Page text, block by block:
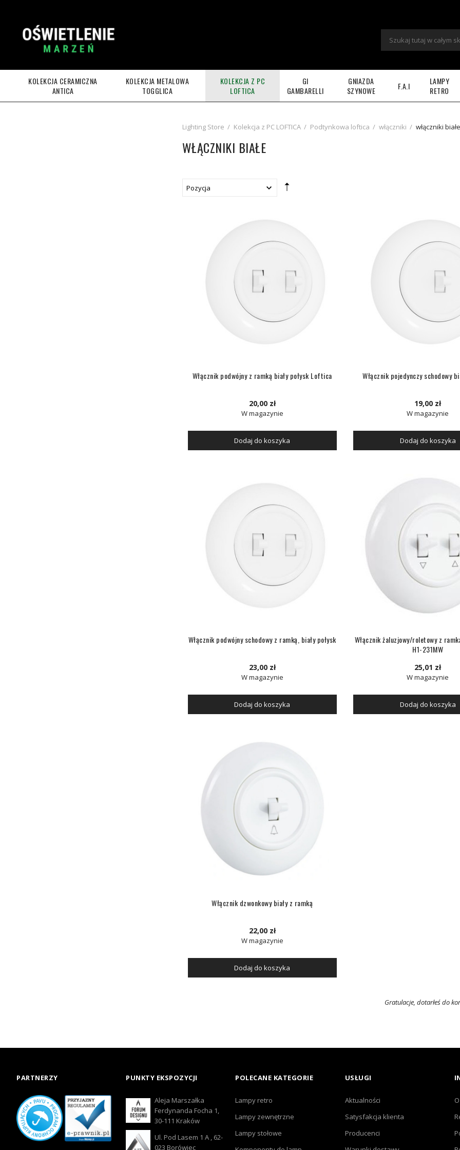
KOLEKCJA CERAMICZNA
ANTICA
KOLEKCJA METALOWA
TOGGLICA
KOLEKCJA Z PC
LOFTICA
GI
GAMBARELLI
GNIAZDA
SZYNOWE
F.A.I
LAMPY
RETRO
Lighting Store / Kolekcja z PC LOFTICA / Podtynkowa loftica / włączniki / włączniki białe
WŁĄCZNIKI BIAŁE
Włącznik podwójny z ramką biały połysk Loftica
20,00 zł
W magazynie
Dodaj do koszyka
Włącznik pojedynczy schodowy
19,00 zł
W magazynie
Dodaj do koszyka
Włącznik podwójny schodowy z ramką, biały połysk
23,00 zł
W magazynie
Dodaj do koszyka
Włącznik żaluzjowy/roletowy z
H1-231MW
25,01 zł
W magazynie
Dodaj do koszyka
Włącznik dzwonkowy biały z ramką
22,00 zł
W magazynie
Dodaj do koszyka
Gratulacje, dotarłeś do
PARTNERZY PUNKTY EKSPOZYCJI
Aleja Marszałka
Ferdynanda Focha 1,
30-111 Kraków
Ul. Pod Lasem 1 A , 62-
023 Borówiec
POLECANE KATEGORIE
Lampy retro
Lampy zewnętrzne
Lampy stołowe
USŁUGI
Aktualności
Satysfakcja klienta
Producenci